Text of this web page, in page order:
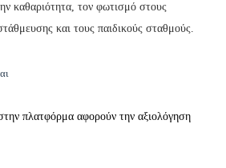
καθαριότητα, τον φωτισμό στους
και τους παιδικούς σταθμούς.
πλατφόρμα αφορούν την αξιολόγηση